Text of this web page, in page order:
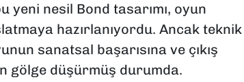
yeni nesil Bond tasarımı, oyun
hazırlanıyordu. Ancak teknik
sanatsal başarısına ve çıkış
gölge düşürmüş durumda.